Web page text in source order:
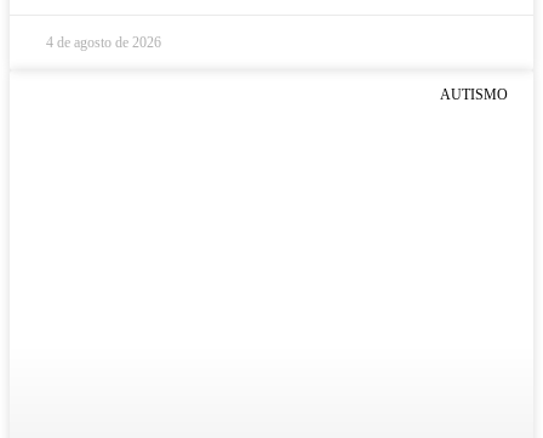
4 de agosto de 2026
AUTISMO